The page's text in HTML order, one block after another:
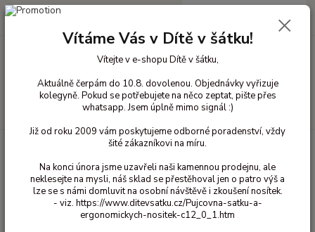
+420 603 818 836
0 Kč
Šátky na nošení dětí Elastické šátky
Hoppediz elastický - Kigali
Hoppediz elastický - Kigali 4,6m
Vítáme Vás v Dítě v šátku!
Vítejte v e-shopu Dítě v šátku,
Aktuálně čerpám do 10.8. dovolenou. Objednávky vyřizuje
kolegyně. Pokud se potřebujete na něco zeptat, pište přes
whatsapp. Jsem úplně mimo signál :)
Již od roku 2009 vám poskytujeme odborné poradenství, vždy
šité zákazníkovi na míru.
Na konci února jsme uzavřeli naši kamennou prodejnu, ale
neklesejte na mysli, náš sklad se přestěhoval jen o patro výš a
lze se s námi domluvit na osobní návštěvě i zkoušení nosítek.
- viz. https://www.ditevsatku.cz/Pujcovna-satku-a-
ergonomickych-nositek-c12_0_1.htm